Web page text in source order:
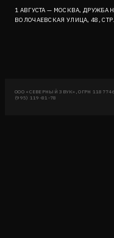
1 АВГУСТА — МОСКВА, ДРУЖБА
ВОЛОЧАЕВСКАЯ УЛИЦА, 48,
ООО «СЕВЕРНЫЙ ЗВУК», ОГРН
(995) 119-81-78